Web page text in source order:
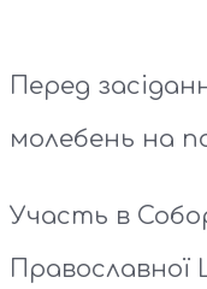
Перед
молебень на
Участь в
Православної